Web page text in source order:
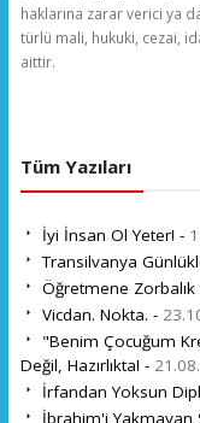
haklarına zarar verici ya
türlü mali, hukuki, cezai,
aittir.
Tüm Yazıları
İyi İnsan Ol Yeter! -
Transilvanya
Öğretmene Zorbalık
Vicdan. Nokta. -
"Benim Çocuğum
Değil, Hazırlıkta! -
İrfandan Yoksun
İbrahim'i Yakmayan